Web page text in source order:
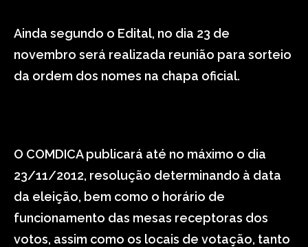
Ainda segundo o Edital, no dia 23 de
novembro será realizada reunião para sorteio
da ordem dos nomes na chapa oficial.
O COMDICA publicará até no máximo o dia
23/11/2012, resolução determinando à data
da eleição, bem como o horário de
funcionamento das mesas receptoras dos
votos, assim como os locais de votação, tanto